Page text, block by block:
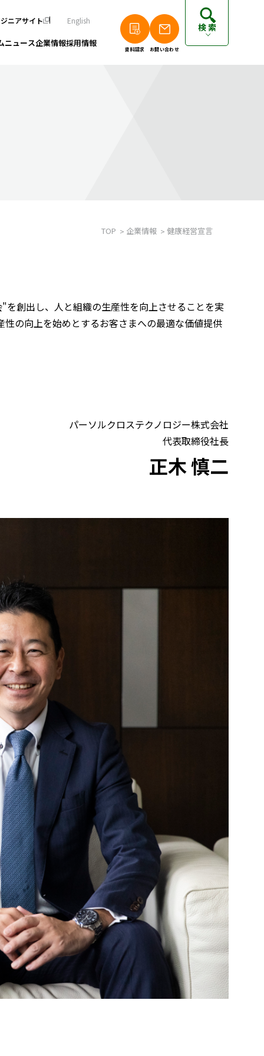
ニアサイト English
ニュース企業情報採用情報
資料請求 お問い合わせ
検索
TOP 企業情報 健康経営宣言
創出し、人と組織の生産性を向上させることを実
の向上を始めとするお客さまへの最適な価値提供
パーソルクロステクノロジー株式会社
代表取締役社長
正木 慎二